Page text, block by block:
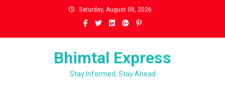
Saturday, August 08, 2026
Bhimtal Express
Stay Informed, Stay Ahead